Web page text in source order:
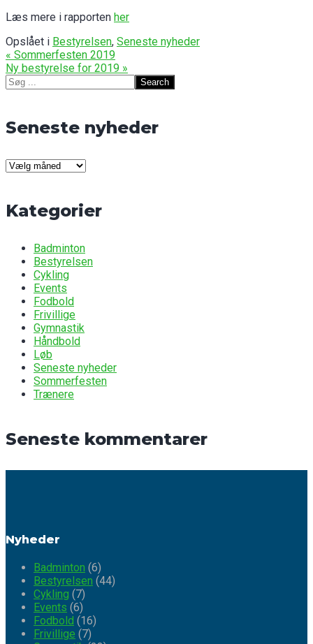
Læs mere i rapporten her
Opslået i Bestyrelsen, Seneste nyheder
Indlægsnavigation
« Sommerfesten 2019
Ny bestyrelse for 2019 »
Search
for:
Seneste nyheder
Seneste
Kategorier
Badminton
Bestyrelsen
Cykling
Events
Fodbold
Frivillige
Gymnastik
Håndbold
Løb
Seneste nyheder
Sommerfesten
Trænere
Seneste kommentarer
Nyheder
Badminton (6)
Bestyrelsen (44)
Cykling (7)
Events (6)
Fodbold (16)
Frivillige (7)